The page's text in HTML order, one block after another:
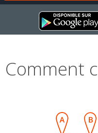
Comment